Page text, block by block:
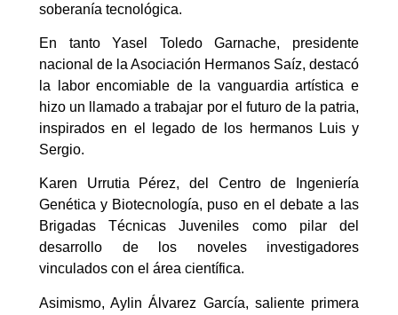
soberanía tecnológica.
En tanto Yasel Toledo Garnache, presidente
nacional de la Asociación Hermanos Saíz, destacó
la labor encomiable de la vanguardia artística e
hizo un llamado a trabajar por el futuro de la patria,
inspirados en el legado de los hermanos Luis y
Sergio.
Karen Urrutia Pérez, del Centro de Ingeniería
Genética y Biotecnología, puso en el debate a las
Brigadas Técnicas Juveniles como pilar del
desarrollo de los noveles investigadores
vinculados con el área científica.
Asimismo, Aylin Álvarez García, saliente primera